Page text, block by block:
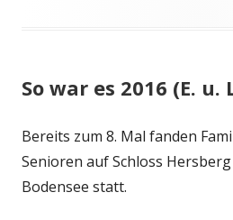
So war es 2016 (E. u.
Bereits zum 8. Mal fanden
Senioren auf Schloss
Bodensee statt.